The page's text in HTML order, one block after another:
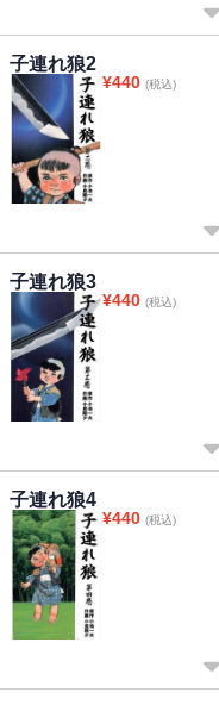
子連れ狼2
¥440 (税込)
子連れ狼3
¥440 (税込)
子連れ狼4
¥440 (税込)